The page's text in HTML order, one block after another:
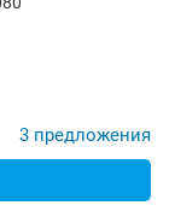
Автоматическое
3 предложения